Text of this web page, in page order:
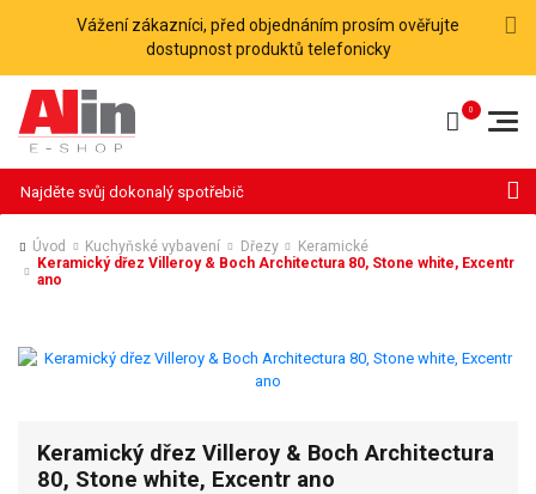
Vážení zákazníci, před objednáním prosím ověřujte
dostupnost produktů telefonicky
Úvod Kuchyňské vybavení Dřezy
Keramické
Keramický dřez Villeroy & Boch Architectura 80, Stone white, Excentr
ano
Keramický dřez Villeroy & Boch Architectura
80, Stone white, Excentr ano